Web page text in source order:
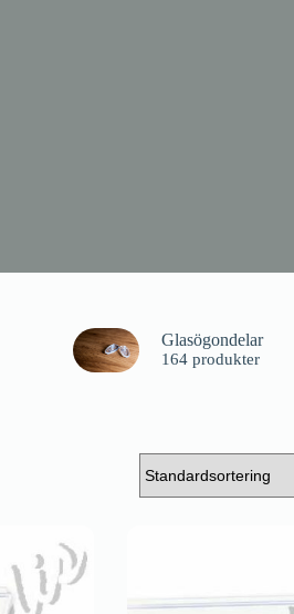
Glasögondelar
164 produkter